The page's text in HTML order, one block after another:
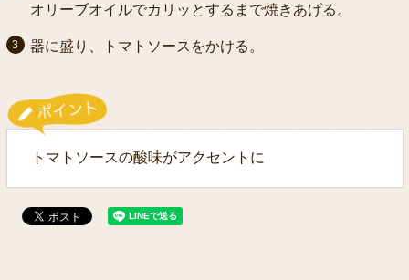
オリーブオイルでカリッとするまで焼きあげる。
器に盛り、トマトソースをかける。
トマトソースの酸味がアクセントに